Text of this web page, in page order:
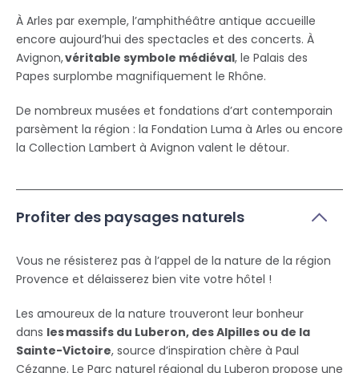
À Arles par exemple, l’amphithéâtre antique accueille
encore aujourd’hui des spectacles et des concerts. À
Avignon,véritable symbole médiéval, le Palais des
Papes surplombe magnifiquement le Rhône.
De nombreux musées et fondations d’art contemporain
parsèment la région : la Fondation Luma à Arles ou encore
la Collection Lambert à Avignon valent le détour.
Profiter des paysages naturels
Vous ne résisterez pas à l’appel de la nature de la région
Provence et délaisserez bien vite votre hôtel !
Les amoureux de la nature trouveront leur bonheur
dans les massifs du Luberon, des Alpilles ou de la
Sainte-Victoire, source d’inspiration chère à Paul
Cézanne. Le Parc naturel régional du Luberon propose une